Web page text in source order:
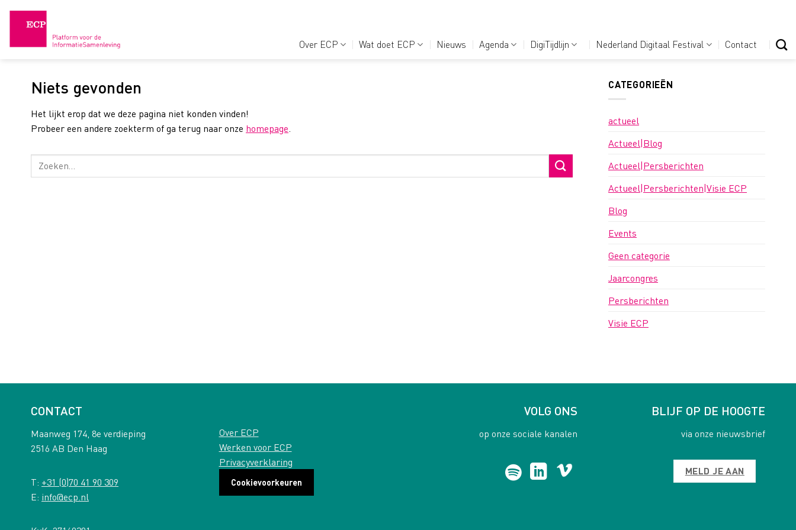
Over ECP Wat doet ECP Nieuws Agenda DigiTijdlijn Nederland Digitaal Festival Contact
Niets gevonden
Het lijkt erop dat we deze pagina niet konden vinden!
Probeer een andere zoekterm of ga terug naar onze homepage
CATEGORIEËN
actueel
Actueel|Blog
Actueel|Persberichten
Actueel|Persberichten|Visie ECP
Blog
Events
Geen categorie
Jaarcongres
Persberichten
Visie ECP
CONTACT
Maanweg 174, 8e verdieping
2516 AB Den Haag
T: +31 (0)70 41 90 309
E: info@ecp.nl
Over ECP
Werken voor ECP
Privacyverklaring
Cookievoorkeuren
VOLG ONS
op onze sociale kanalen
BLIJF OP DE HOOGTE
via onze nieuwsbrief
MELD JE AAN